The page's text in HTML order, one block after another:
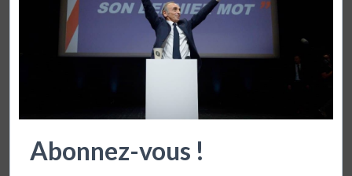
On n’est pas forcément d’accord
IL Y A DU PATHÉTIQUE DANS L’APPEL AU
SECOURS DE VALLS DEVANT SON
Abonnez-vous !